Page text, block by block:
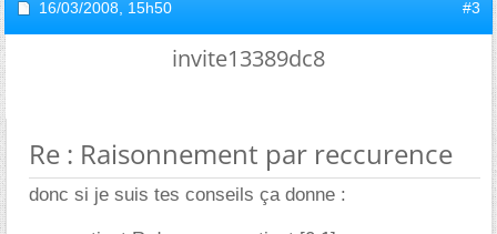
16/03/2008, 15h50 #3
invite13389dc8
Re : Raisonnement par reccurence
donc si je suis tes conseils ça donne :